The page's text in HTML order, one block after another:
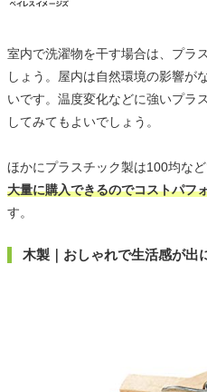
室内で洗濯物を干す場合は、プラ
しょう。屋内は自然環境の影響が
いです。温度変化などに強いプラ
してみてもよいでしょう。
ほかにプラスチック製は100均な
大量に購入できるのでコストパフ
す。
木製｜おしゃれで生活感が出